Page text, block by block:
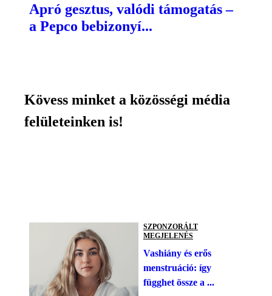
Apró gesztus, valódi támogatás –
a Pepco bebizonyí...
Kövess minket a közösségi média
felületeinken is!
SZPONZORÁLT
MEGJELENÉS
Vashiány és erős
menstruáció: így
függhet össze a ...